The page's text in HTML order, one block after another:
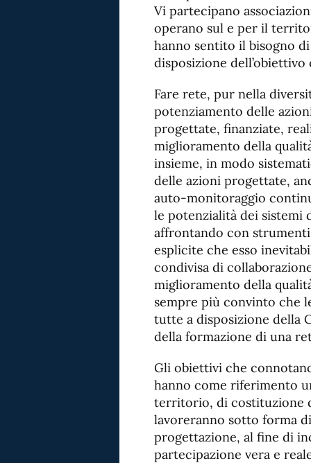
Vi partecipano
operano sul e per il
hanno sentito il bisogno
disposizione dell’obiettivo
Fare rete, pur nella
potenziamento delle
progettate, finanziate,
miglioramento della
insieme, in modo
delle azioni progettate,
auto-monitoraggio
le potenzialità dei sistemi
affrontando con
esplicite che esso
condivisa di
miglioramento della
sempre più convinto che
tutte a disposizione della
della formazione di una
Gli obiettivi che
hanno come riferimento
territorio, di costituzione
lavoreranno sotto forma
progettazione, al fine di
partecipazione vera e